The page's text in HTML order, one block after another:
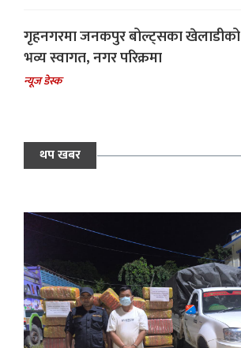
गृहनगरमा जनकपुर बोल्ट्सका खेलाडीको
भव्य स्वागत, नगर परिक्रमा
न्यूज डेस्क
थप खबर